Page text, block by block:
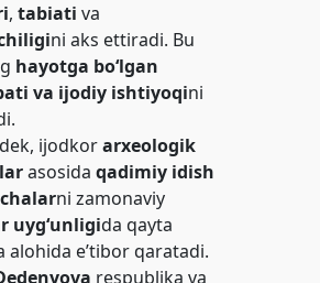
,tabiati va
ni aks ettiradi. Bu
hayotga bo‘lgan
va ijodiy ishtiyoqini
ijodkorarxeologik
asosidaqadimiy idish
ni zamonaviy
uyg‘unligida qayta
alohida e’tibor qaratadi.
respublika va